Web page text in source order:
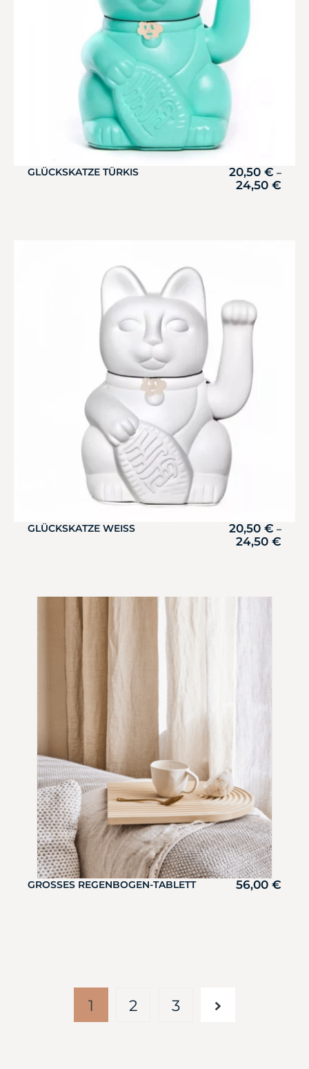
GLÜCKSKATZE TÜRKIS 20,50 € –
24,50 €
GLÜCKSKATZE WEISS 20,50 € –
24,50 €
GROSSES REGENBOGEN-TABLETT 56,00 €
1 2 3